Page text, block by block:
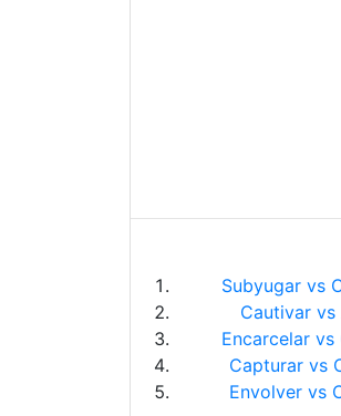
Subyugar vs
Cautivar vs
Encarcelar
Capturar vs
Envolver vs